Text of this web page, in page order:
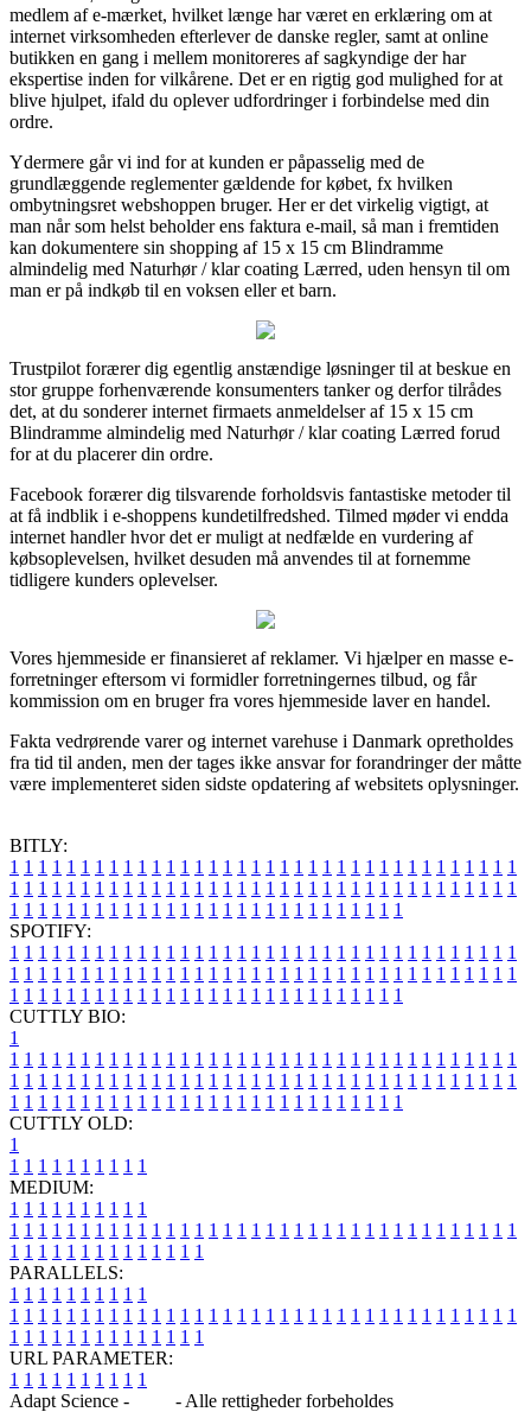
medlem af e-mærket, hvilket længe har været en erklæring om at
internet virksomheden efterlever de danske regler, samt at online
butikken en gang i mellem monitoreres af sagkyndige der har
ekspertise inden for vilkårene. Det er en rigtig god mulighed for at
blive hjulpet, ifald du oplever udfordringer i forbindelse med din
ordre.
Ydermere går vi ind for at kunden er påpasselig med de
grundlæggende reglementer gældende for købet, fx hvilken
ombytningsret webshoppen bruger. Her er det virkelig vigtigt, at
man når som helst beholder ens faktura e-mail, så man i fremtiden
kan dokumentere sin shopping af 15 x 15 cm Blindramme
almindelig med Naturhør / klar coating Lærred, uden hensyn til om
man er på indkøb til en voksen eller et barn.
Trustpilot forærer dig egentlig anstændige løsninger til at beskue en
stor gruppe forhenværende konsumenters tanker og derfor tilrådes
det, at du sonderer internet firmaets anmeldelser af 15 x 15 cm
Blindramme almindelig med Naturhør / klar coating Lærred forud
for at du placerer din ordre.
Facebook forærer dig tilsvarende forholdsvis fantastiske metoder til
at få indblik i e-shoppens kundetilfredshed. Tilmed møder vi endda
internet handler hvor det er muligt at nedfælde en vurdering af
købsoplevelsen, hvilket desuden må anvendes til at fornemme
tidligere kunders oplevelser.
Vores hjemmeside er finansieret af reklamer. Vi hjælper en masse e-
forretninger eftersom vi formidler forretningernes tilbud, og får
kommission om en bruger fra vores hjemmeside laver en handel.
Fakta vedrørende varer og internet varehuse i Danmark opretholdes
fra tid til anden, men der tages ikke ansvar for forandringer der måtte
være implementeret siden sidste opdatering af websitets oplysninger.
BITLY:
1 1 1 1 1 1 1 1 1 1 1 1 1 1 1 1 1 1 1 1 1 1 1 1 1 1 1 1 1 1 1 1 1 1 1 1
1 1 1 1 1 1 1 1 1 1 1 1 1 1 1 1 1 1 1 1 1 1 1 1 1 1 1 1 1 1 1 1 1 1 1 1
1 1 1 1 1 1 1 1 1 1 1 1 1 1 1 1 1 1 1 1 1 1 1 1 1 1 1 1
SPOTIFY:
1 1 1 1 1 1 1 1 1 1 1 1 1 1 1 1 1 1 1 1 1 1 1 1 1 1 1 1 1 1 1 1 1 1 1 1
1 1 1 1 1 1 1 1 1 1 1 1 1 1 1 1 1 1 1 1 1 1 1 1 1 1 1 1 1 1 1 1 1 1 1 1
1 1 1 1 1 1 1 1 1 1 1 1 1 1 1 1 1 1 1 1 1 1 1 1 1 1 1 1
CUTTLY BIO:
1
1 1 1 1 1 1 1 1 1 1 1 1 1 1 1 1 1 1 1 1 1 1 1 1 1 1 1 1 1 1 1 1 1 1 1 1
1 1 1 1 1 1 1 1 1 1 1 1 1 1 1 1 1 1 1 1 1 1 1 1 1 1 1 1 1 1 1 1 1 1 1 1
1 1 1 1 1 1 1 1 1 1 1 1 1 1 1 1 1 1 1 1 1 1 1 1 1 1 1 1
CUTTLY OLD:
1
1 1 1 1 1 1 1 1 1 1
MEDIUM:
1 1 1 1 1 1 1 1 1 1
1 1 1 1 1 1 1 1 1 1 1 1 1 1 1 1 1 1 1 1 1 1 1 1 1 1 1 1 1 1 1 1 1 1 1 1
1 1 1 1 1 1 1 1 1 1 1 1 1 1
PARALLELS:
1 1 1 1 1 1 1 1 1 1
1 1 1 1 1 1 1 1 1 1 1 1 1 1 1 1 1 1 1 1 1 1 1 1 1 1 1 1 1 1 1 1 1 1 1 1
1 1 1 1 1 1 1 1 1 1 1 1 1 1
URL PARAMETER:
1 1 1 1 1 1 1 1 1 1
Adapt Science -
- Alle rettigheder forbeholdes